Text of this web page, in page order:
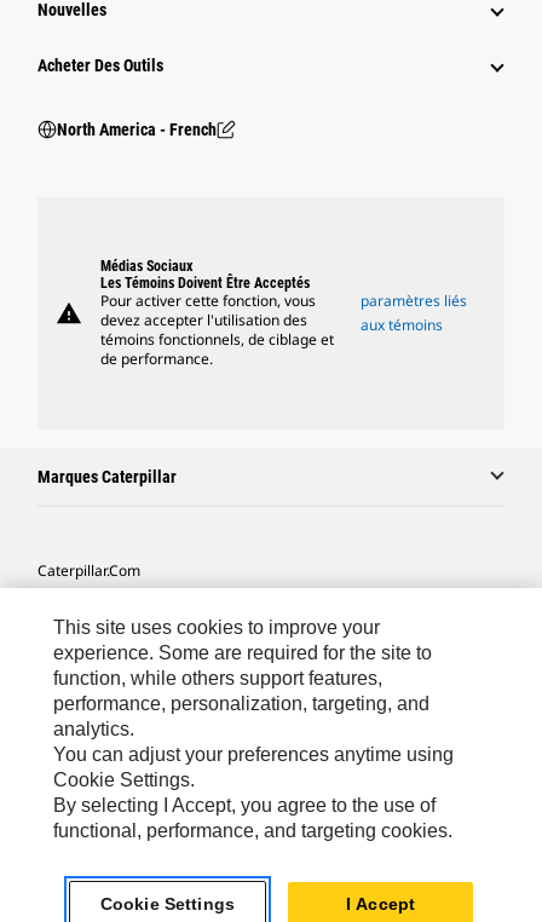
Nouvelles
Acheter Des Outils
North America - French
warning
Médias Sociaux
Les Témoins Doivent Être Acceptés
Pour activer cette fonction, vous
devez accepter l'utilisation des
témoins fonctionnels, de ciblage et
de performance.
paramètres liés
aux témoins
Marques Caterpillar
Caterpillar.com
Mes Préférences Marketing
Plan Du Site
Cookie Settings
Légales
Confidentialité
North America - French© 2026 Caterpillar. Tous droits réservés.
This site uses cookies to improve your
experience. Some are required for the site to
function, while others support features,
performance, personalization, targeting, and
analytics.
You can adjust your preferences anytime using
Cookie Settings.
By selecting I Accept, you agree to the use of
functional, performance, and targeting cookies.
Cookie Settings I Accept